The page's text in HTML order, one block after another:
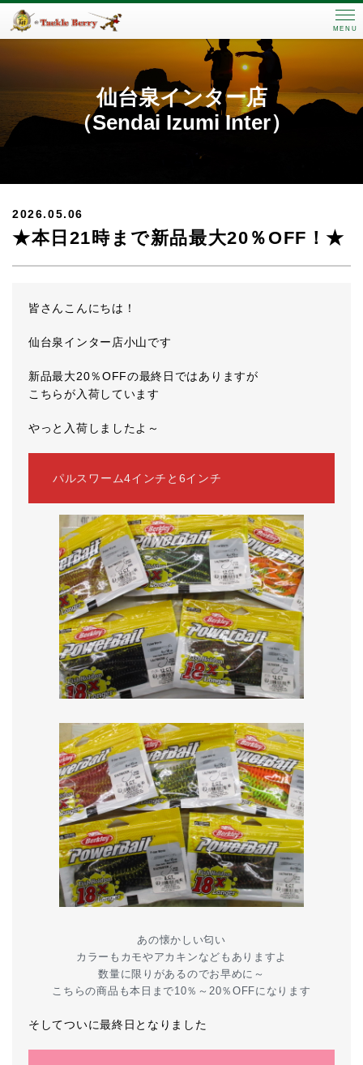
MENU
仙台泉インター店
（Sendai Izumi Inter）
2026.05.06
★本日21時まで新品最大20％OFF！★
皆さんこんにちは！
仙台泉インター店小山です
新品最大20％OFFの最終日ではありますが
こちらが入荷しています
やっと入荷しましたよ～
パルスワーム4インチと6インチ
あの懐かしい匂い
カラーもカモやアカキンなどもありますよ
数量に限りがあるのでお早めに～
こちらの商品も本日まで10％～20％OFFになります
そしてついに最終日となりました